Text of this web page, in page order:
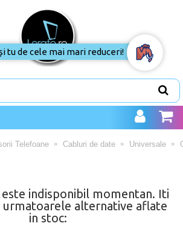
Telefoane Cabluri de date Universale
indisponibil momentan. Iti
urmatoarele alternative aflate
in stoc:
tu de cele mai mari reduceri!